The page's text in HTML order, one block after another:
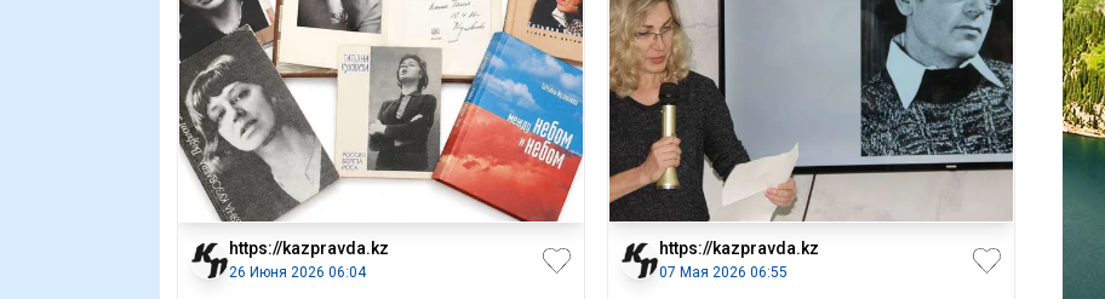
https://kazpravda.kz
26 Июня 2026 06:04
https://kazpravda.kz
07 Мая 2026 06:55